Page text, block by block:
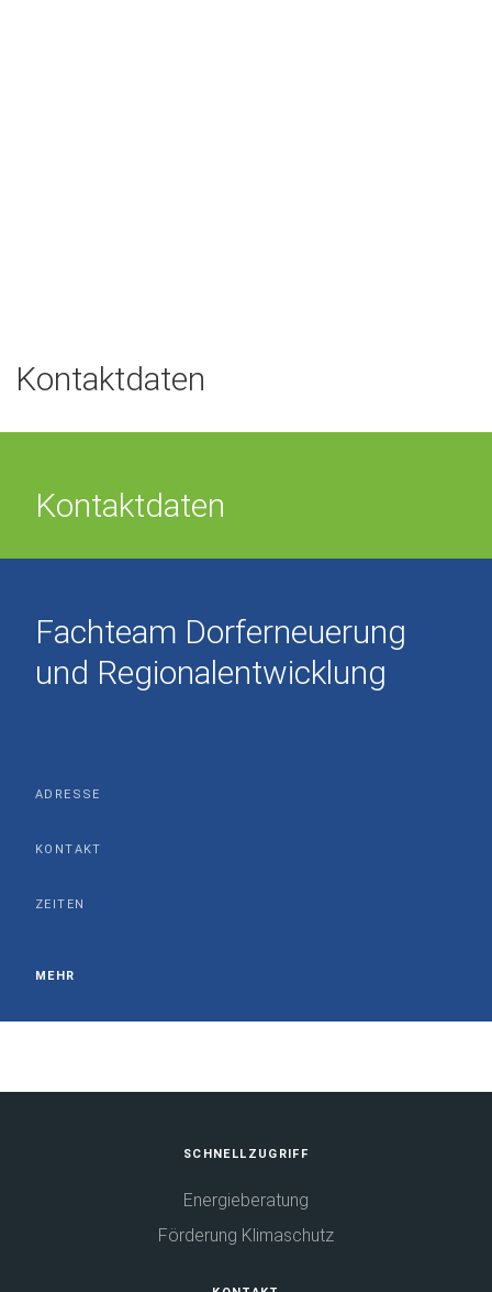
Kontaktdaten
Kontaktdaten
Fachteam Dorferneuerung
und Regionalentwicklung
ADRESSE
KONTAKT
ZEITEN
MEHR
SCHNELLZUGRIFF
Energieberatung
Förderung Klimaschutz